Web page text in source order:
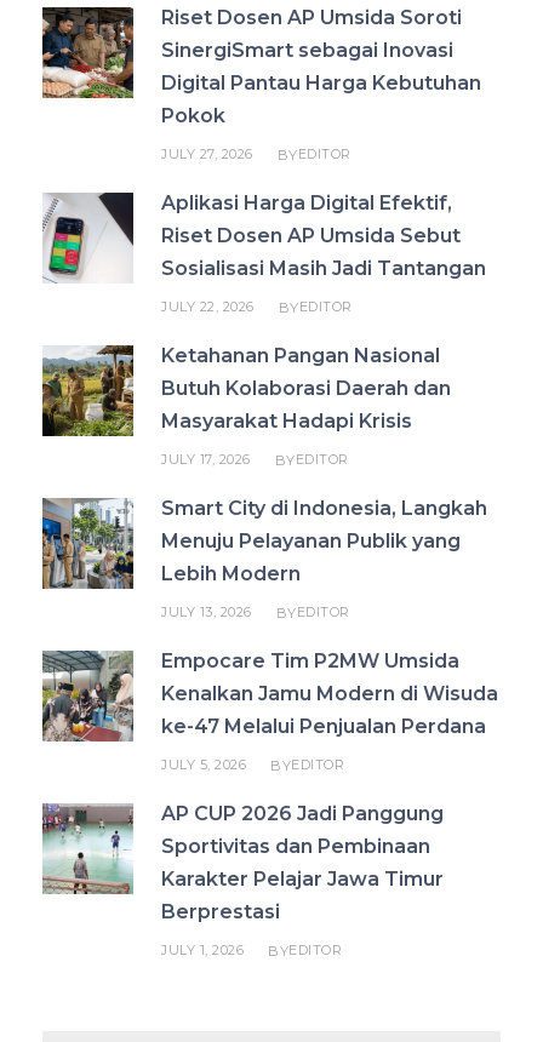
Riset Dosen AP Umsida Soroti
SinergiSmart sebagai Inovasi
Digital Pantau Harga Kebutuhan
Pokok
JULY 27, 2026 BYEDITOR
Aplikasi Harga Digital Efektif,
Riset Dosen AP Umsida Sebut
Sosialisasi Masih Jadi Tantangan
JULY 22, 2026 BYEDITOR
Ketahanan Pangan Nasional
Butuh Kolaborasi Daerah dan
Masyarakat Hadapi Krisis
JULY 17, 2026 BYEDITOR
Smart City di Indonesia, Langkah
Menuju Pelayanan Publik yang
Lebih Modern
JULY 13, 2026 BYEDITOR
Empocare Tim P2MW Umsida
Kenalkan Jamu Modern di Wisuda
ke-47 Melalui Penjualan Perdana
JULY 5, 2026 BYEDITOR
AP CUP 2026 Jadi Panggung
Sportivitas dan Pembinaan
Karakter Pelajar Jawa Timur
Berprestasi
JULY 1, 2026 BYEDITOR